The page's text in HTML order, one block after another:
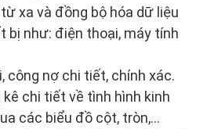
xa và đồng bộ hóa dữ liệu
bị như: điện thoại, máy tính
công nợ chi tiết, chính xác.
kê chi tiết về tình hình kinh
các biểu đồ cột, tròn,...